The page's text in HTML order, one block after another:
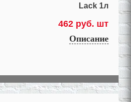
Lack 1л
462 руб. шт
Описание